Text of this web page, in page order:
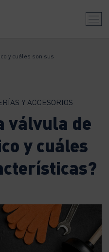
y cuáles son sus
Y ACCESORIOS
válvula de
y cuáles